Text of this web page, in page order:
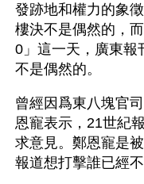
發跡地和權力的象
樓決不是偶然的，
0」這一天，廣東報
不是偶然的。
曾經因爲東八塊官
恩寵表示，21世紀
求意見。鄭恩寵是
報道想打擊誰已經不